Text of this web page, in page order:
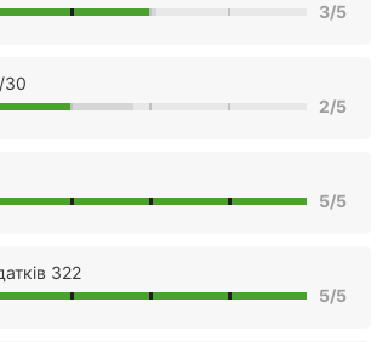
3/5
30
2/5
5/5
322
5/5